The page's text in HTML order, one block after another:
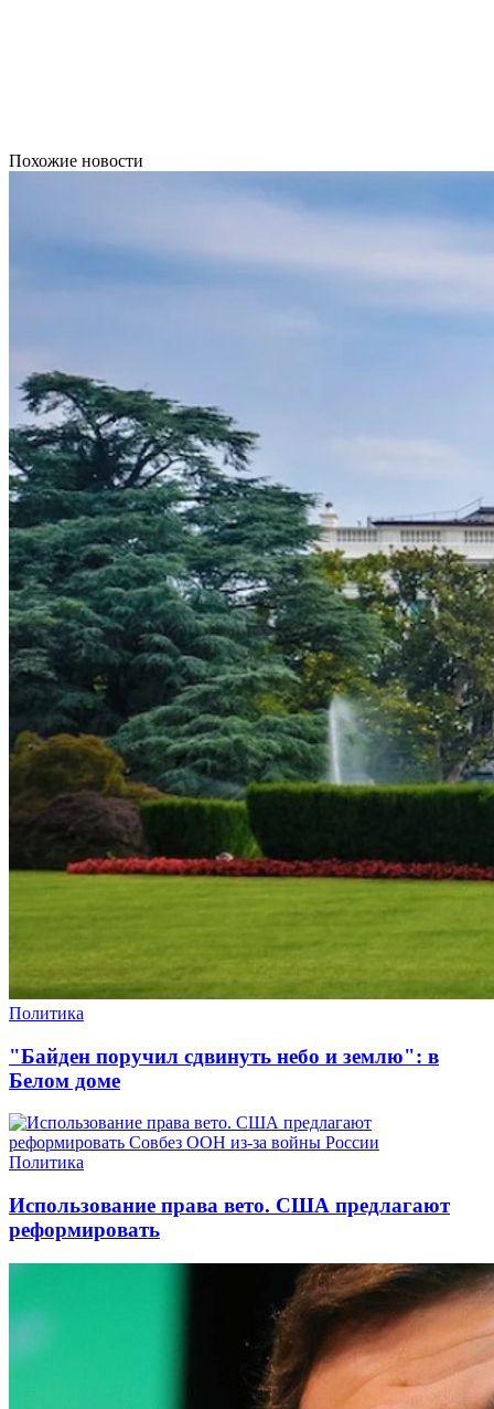
Похожие новости
Политика
"Байден поручил сдвинуть небо и землю": в
Белом доме
Политика
Использование права вето. США предлагают
реформировать